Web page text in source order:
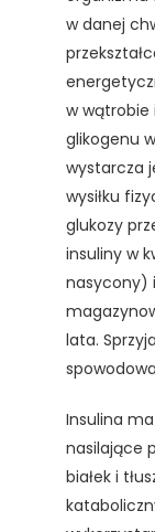
w danej
w wątrobie
glikogenu
wystarcza
wysiłku
glukozy
insuliny w
nasycony)
lata.
Insulina
nasilające
białek i